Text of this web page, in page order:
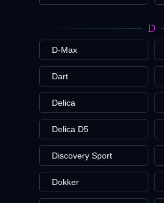
D
D-Max
Dart
Delica
Delica D5
Discovery Sport
Dokker